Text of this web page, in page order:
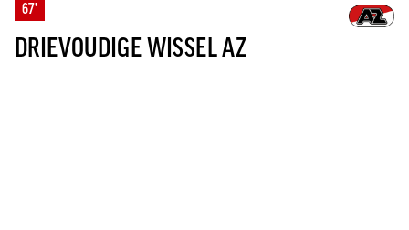
67'
DRIEVOUDIGE WISSEL AZ